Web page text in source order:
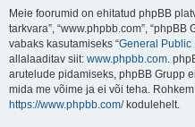
Meie foorumid on ehitatud phpBB
tarkvara”, “www.phpbb.com”,
vabaks kasutamiseks “General Public
allalaaditav siit: www.phpbb.com.
arutelude pidamiseks, phpBB Grupp
mida me võime ja ei või teha.
https://www.phpbb.com/kodulehelt.